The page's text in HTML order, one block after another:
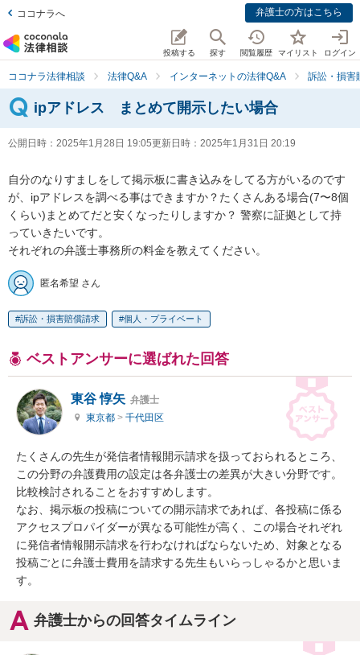
ココナラへ 弁護士の方はこちら
投稿する 探す 閲覧履歴 マイリスト ログイン
ココナラ法律相談 法律Q&A インターネットの法律Q&A 訴訟・損害
ipアドレス まとめて開示したい場合
公開日時： 2025年1月28日 19:05更新日時： 2025年1月31日 20:19
自分のなりすましをして掲示板に書き込みをしてる方がいるのです
が、ipアドレスを調べる事はできますか？たくさんある場合(7〜8個
くらい)まとめてだと安くなったりしますか？ 警察に証拠として持
っていきたいです。
それぞれの弁護士事務所の料金を教えてください。
匿名希望 さん
訴訟・損害賠償請求 個人・プライベート
ベストアンサーに選ばれた回答
東谷 惇矢 弁護士
東京都 > 千代田区
たくさんの先生が発信者情報開示請求を扱っておられるところ、
この分野の弁護費用の設定は各弁護士の差異が大きい分野です。
比較検討されることをおすすめします。
なお、掲示板の投稿についての開示請求であれば、各投稿に係る
アクセスプロパイダーが異なる可能性が高く、この場合それぞれ
に発信者情報開示請求を行わなければならないため、対象となる
投稿ごとに弁護士費用を請求する先生もいらっしゃるかと思いま
す。
弁護士からの回答タイムライン